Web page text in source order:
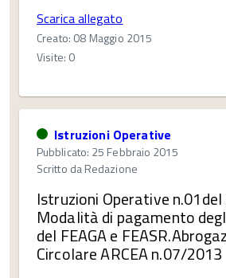
Scarica allegato
Creato: 08 Maggio 2015
Visite: 0
Istruzioni Operative
Pubblicato: 25 Febbraio 2015
Scritto daRedazione
Istruzioni Operative
Modalità di pagamento
del FEAGA e
Circolare ARCEA n.07/2013